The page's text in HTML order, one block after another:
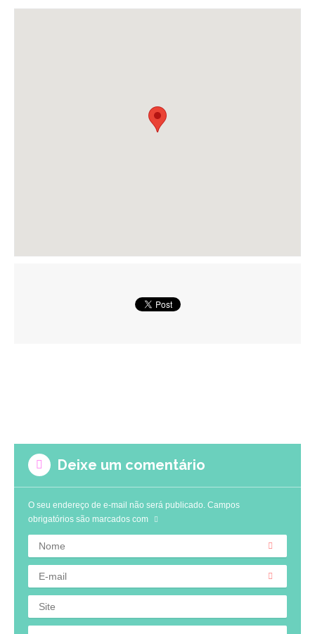
Deixe um comentário
O seu endereço de e-mail não será publicado. Campos
obrigatórios são marcados com
Nome
E-mail
Site